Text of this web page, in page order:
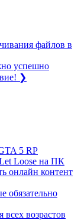
файлов в
успешно
❯
5 RP
Loose на ПК
онлайн контент
обязательно
возрастов